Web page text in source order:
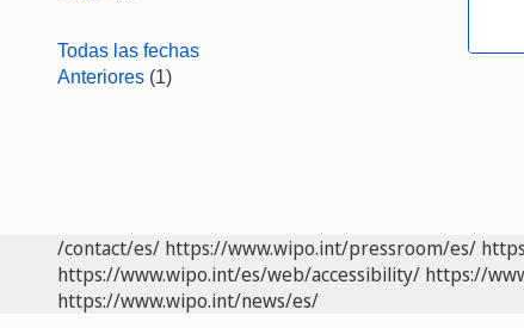
Todas las fechas
Anteriores (1)
/contact/es/ https://www.wipo.int/pressroom/es/
https://www.wipo.int/es/web/accessibility/ https://
https://www.wipo.int/news/es/